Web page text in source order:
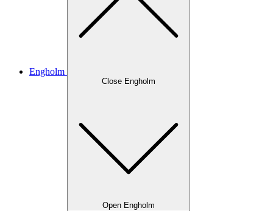
Engholm
Close Engholm
Open Engholm